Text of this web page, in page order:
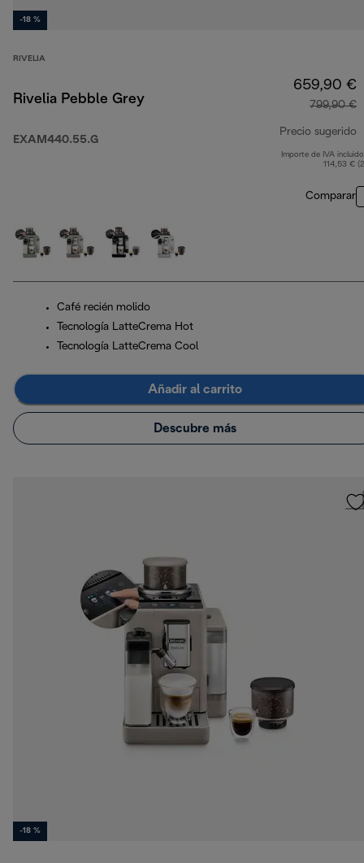
-18 %
RIVELIA
Rivelia Pebble Grey
EXAM440.55.G
659,90 €
799,90 €
Precio sugerido
Importe de IVA
114,53 €
Comparar
Café recién molido
Tecnología LatteCrema Hot
Tecnología LatteCrema Cool
Añadir al carrito
Descubre más
-18 %